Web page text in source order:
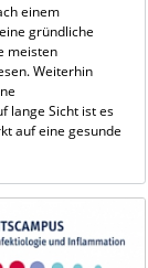
einem
gründliche
meisten
Weiterhin
lange Sicht ist es
auf eine gesunde